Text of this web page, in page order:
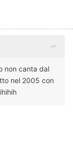
non canta dal
nel 2005 con